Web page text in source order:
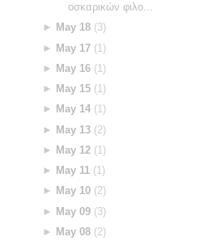
οσκαρικών φιλο...
►
May 18 (3)
► May 17 (1)
►
May 16 (1)
►
May 15 (1)
►
May 14 (1)
► May 13 (2)
►
May 12 (1)
►
May 11 (1)
►
May 10 (2)
► May 09 (3)
►
May 08 (2)